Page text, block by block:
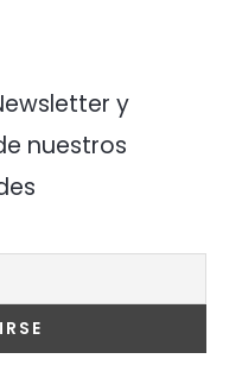
y
nuestros